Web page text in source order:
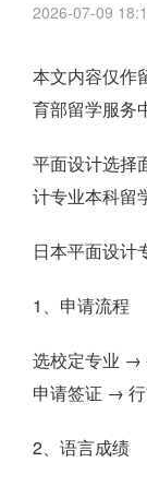
2026-07-09
本文内容仅作
育部留学服务
平面设计选择
计专业本科留
日本平面设计
1、申请流程
选校定专业 →
申请签证 → 行
2、语言成绩